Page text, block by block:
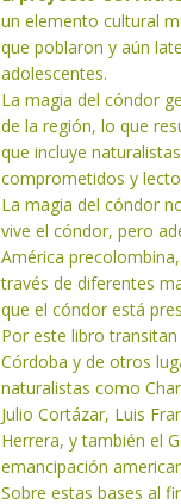
un elemento cultural
que poblaron y aún
adolescentes.
La magia del cóndor
de la región, lo que
que incluye
comprometidos y
La magia del cóndor
vive el cóndor, pero
América
través de diferentes
que el cóndor está
Por este libro
Córdoba y de otros
naturalistas como
Julio Cortázar, Luis
Herrera, y también el
emancipación
Sobre estas bases al